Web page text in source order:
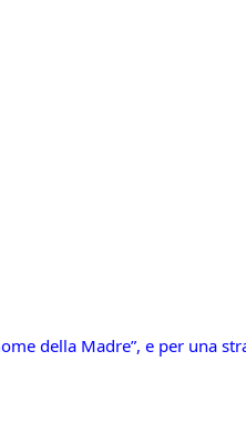
della Madre”, e per una